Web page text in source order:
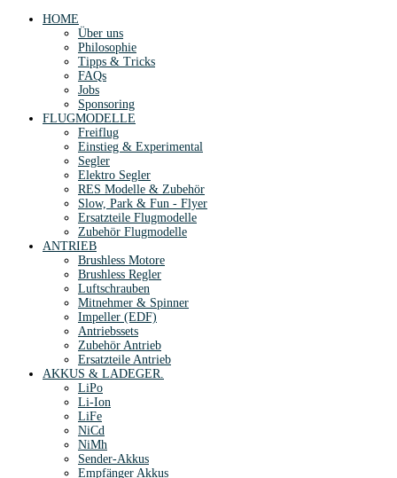
HOME
Über uns
Philosophie
Tipps & Tricks
FAQs
Jobs
Sponsoring
FLUGMODELLE
Freiflug
Einstieg & Experimental
Segler
Elektro Segler
RES Modelle & Zubehör
Slow, Park & Fun - Flyer
Ersatzteile Flugmodelle
Zubehör Flugmodelle
ANTRIEB
Brushless Motore
Brushless Regler
Luftschrauben
Mitnehmer & Spinner
Impeller (EDF)
Antriebssets
Zubehör Antrieb
Ersatzteile Antrieb
AKKUS & LADEGER.
LiPo
Li-Ion
LiFe
NiCd
NiMh
Sender-Akkus
Empfänger Akkus